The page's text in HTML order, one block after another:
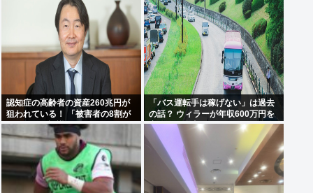
認知症の高齢者の資産260兆円が
狙われている！ 「被害者の8割が
だまされた認識なし」
「バス運転手は稼げない」は過去
の話？ ウィラーが年収600万円を
実現した理由